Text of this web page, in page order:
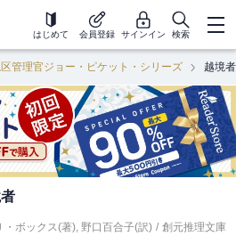
はじめて 会員登録 サインイン 検索
管理官ジョー・ピケット・シリーズ 越境者
・ボックス(著), 野口百合子(訳) / 創元推理文庫